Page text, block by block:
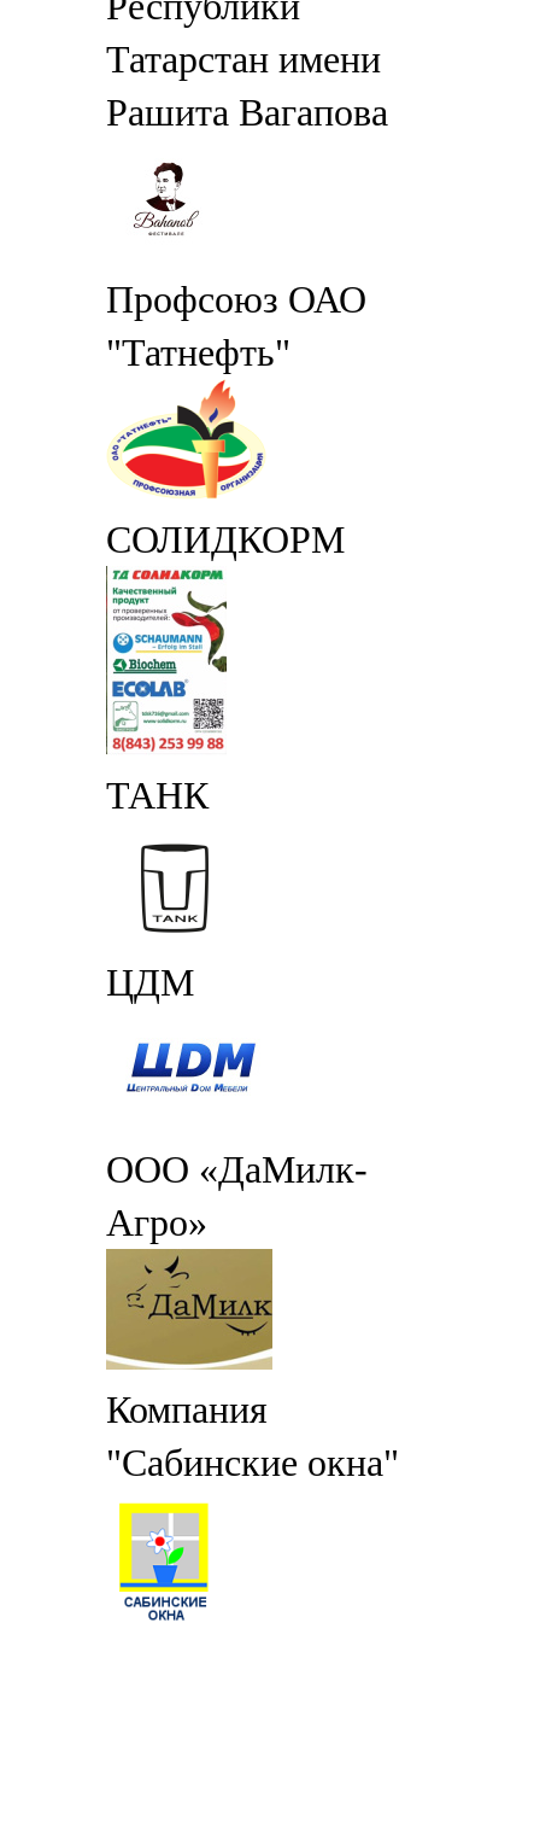
Татарстан имени
Рашита Вагапова
Профсоюз ОАО
"Татнефть"
СОЛИДКОРМ
ТАНК
ЦДМ
ООО «ДаМилк-
Агро»
Компания
"Сабинские окна"